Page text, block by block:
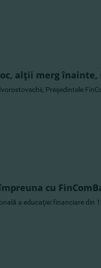
alţii merg
Preşedintele
cu
a educaţiei financiare din